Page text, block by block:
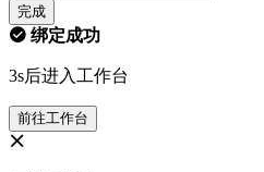
完成
绑定成功
3s后进入工作台
前往工作台